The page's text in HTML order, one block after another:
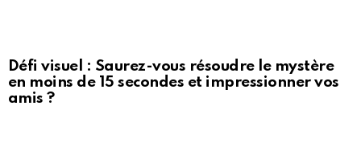
Défi visuel : Saurez-vous résoudre le mystère
en moins de 15 secondes et impressionner vos
amis ?